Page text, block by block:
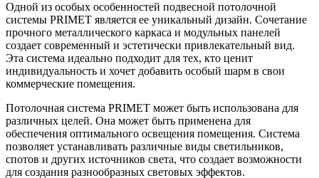
Одной из особых особенностей подвесной потолочной
системы PRIMET является ее уникальный дизайн. Сочетание
прочного металлического каркаса и модульных панелей
создает современный и эстетически привлекательный вид.
Эта система идеально подходит для тех, кто ценит
индивидуальность и хочет добавить особый шарм в свои
коммерческие помещения.
Потолочная система PRIMET может быть использована для
различных целей. Она может быть применена для
обеспечения оптимального освещения помещения. Система
позволяет устанавливать различные виды светильников,
спотов и других источников света, что создает возможности
для создания разнообразных световых эффектов.